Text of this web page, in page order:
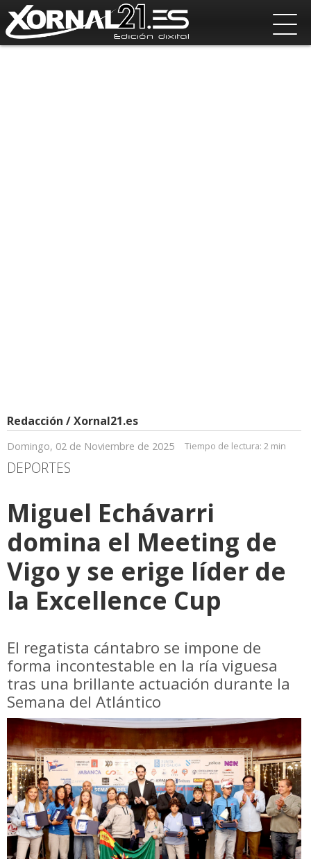
Redacción / Xornal21.es
Domingo, 02 de Noviembre de 2025 Tiempo de lectura: 2 min
DEPORTES
Miguel Echávarri
domina el Meeting de
Vigo y se erige líder de
la Excellence Cup
El regatista cántabro se impone de
forma incontestable en la ría viguesa
tras una brillante actuación durante la
Semana del Atlántico